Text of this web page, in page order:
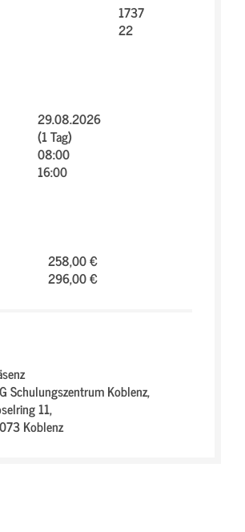
1737
22
29.08.2026
(1 Tag)
08:00
16:00
258,00 €
296,00 €
Schulungszentrum Koblenz,
11,
Koblenz